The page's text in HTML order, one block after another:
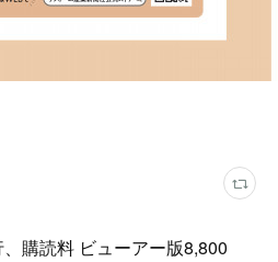
購読料 ビューアー版8,800